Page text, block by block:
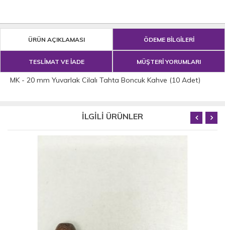
ÜRÜN AÇIKLAMASI ÖDEME BİLGİLERİ
TESLİMAT VE İADE MÜŞTERİ YORUMLARI
MK - 20 mm Yuvarlak Cilalı Tahta Boncuk Kahve (10 Adet)
İLGİLİ ÜRÜNLER